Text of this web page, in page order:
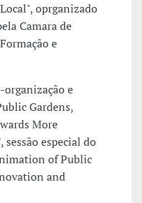
oprganizado
Camara de
e
organização e
Gardens,
More
especial do
of Public
and